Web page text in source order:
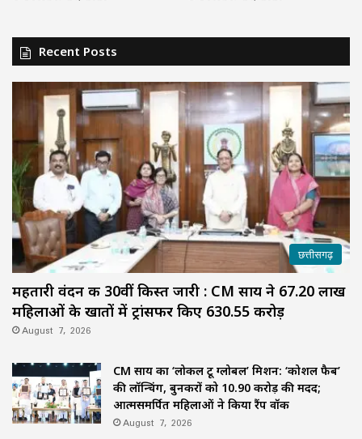
Recent Posts
छत्तीसगढ़
महतारी वंदन की 30वीं किस्त जारी : CM साय ने 67.20 लाख
महिलाओं के खातों में ट्रांसफर किए ₹630.55 करोड़
August 7, 2026
CM साय का ‘लोकल टू ग्लोबल’ मिशन: ‘कोशल फैब’
की लॉन्चिंग, बुनकरों को 10.90 करोड़ की मदद;
आत्मसमर्पित महिलाओं ने किया रैंप वॉक
August 7, 2026